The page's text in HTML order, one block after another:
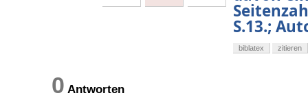
S.13.;
biblatex zitieren
0 Antworten